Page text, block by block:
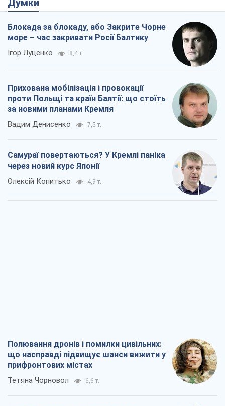
Думки
Блокада за блокаду, або Закрите Чорне
море – час закривати Росії Балтику
Ігор Луценко 8,4 т.
Прихована мобілізація і провокації
проти Польщі та країн Балтії: що стоїть
за новими планами Кремля
Вадим Денисенко 7,5 т.
Самураї повертаються? У Кремлі паніка
через новий курс Японії
Олексій Копитько 4,9 т.
Полювання дронів і помилки цивільних:
що насправді підвищує шанси вижити у
прифронтових містах
Тетяна Чорновол 6,6 т.